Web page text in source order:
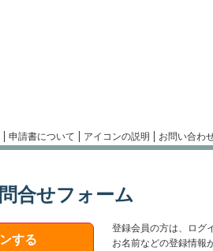
申請書について アイコンの説明 お問い合わ
合せフォーム
する
登録会員の方は、ログ
お名前などの登録情報